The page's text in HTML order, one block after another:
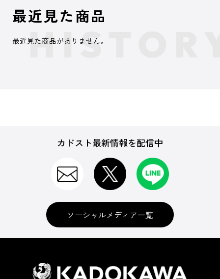
最近見た商品
最近見た商品がありません。
カドスト最新情報を配信中
ソーシャルメディア一覧